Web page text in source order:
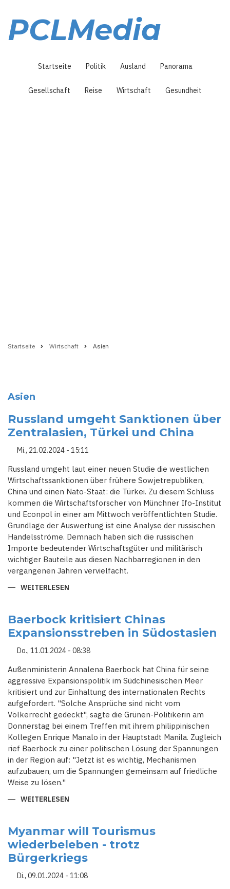
Inhalt
PCLMedia
Startseite Politik Ausland Panorama
Gesellschaft Reise Wirtschaft Gesundheit
Startseite Wirtschaft Asien
Asien
Russland umgeht Sanktionen über
Zentralasien, Türkei und China
Mi., 21.02.2024 - 15:11
Russland umgeht laut einer neuen Studie die westlichen
Wirtschaftssanktionen über frühere Sowjetrepubliken,
China und einen Nato-Staat: die Türkei. Zu diesem Schluss
kommen die Wirtschaftsforscher von Münchner Ifo-Institut
und Econpol in einer am Mittwoch veröffentlichten Studie.
Grundlage der Auswertung ist eine Analyse der russischen
Handelsströme. Demnach haben sich die russischen
Importe bedeutender Wirtschaftsgüter und militärisch
wichtiger Bauteile aus diesen Nachbarregionen in den
vergangenen Jahren vervielfacht.
WEITERLESEN
ÜBER
ZENTRALASIEN,
TÜRKEI
UND
Baerbock kritisiert Chinas
Expansionsstreben in Südostasien
Do., 11.01.2024 - 08:38
Außenministerin Annalena Baerbock hat China für seine
aggressive Expansionspolitik im Südchinesischen Meer
kritisiert und zur Einhaltung des internationalen Rechts
aufgefordert. "Solche Ansprüche sind nicht vom
Völkerrecht gedeckt", sagte die Grünen-Politikerin am
Donnerstag bei einem Treffen mit ihrem philippinischen
Kollegen Enrique Manalo in der Hauptstadt Manila. Zugleich
rief Baerbock zu einer politischen Lösung der Spannungen
in der Region auf: "Jetzt ist es wichtig, Mechanismen
aufzubauen, um die Spannungen gemeinsam auf friedliche
Weise zu lösen."
WEITERLESEN
EXPANSIONSSTREBEN
IN
SÜDOSTASIEN
Myanmar will Tourismus
wiederbeleben - trotz
Bürgerkriegs
Di., 09.01.2024 - 11:08